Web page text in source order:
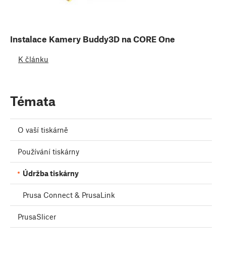
Instalace Kamery Buddy3D na CORE One
K článku
Témata
O vaší tiskárně
Používání tiskárny
Údržba tiskárny
Prusa Connect & PrusaLink
PrusaSlicer